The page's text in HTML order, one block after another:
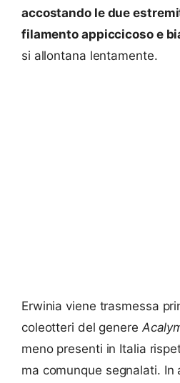
accostando le due
filamento appiccicoso e
si allontana lentamente.
Erwinia viene trasmessa
coleotteri del genere
meno presenti in Italia
ma comunque segnalati.